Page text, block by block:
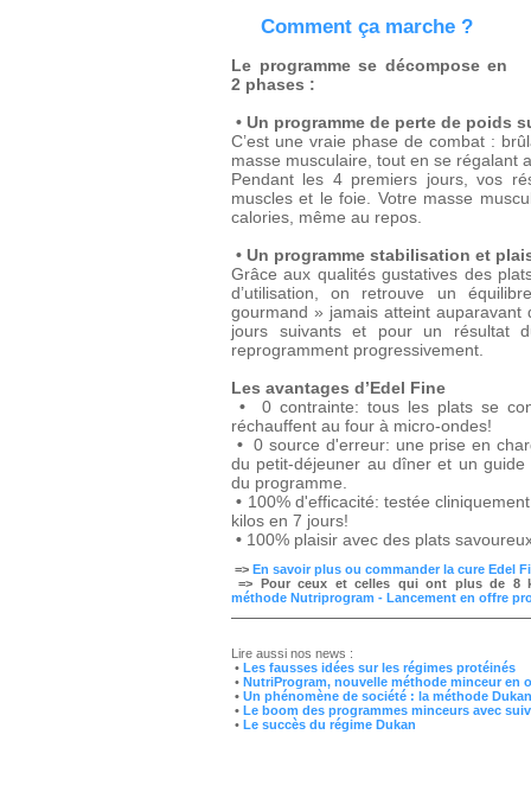
Comment ça marche ?
Le programme se décompose en
2 phases :
• Un programme de perte de poids
C’est une vraie phase de combat :
masse musculaire, tout en se régalant
Pendant les 4 premiers jours, vos
muscles et le foie. Votre masse
calories, même au repos.
• Un programme stabilisation et
Grâce aux qualités gustatives des
d’utilisation, on retrouve un
gourmand » jamais atteint
jours suivants et pour un résultat
reprogramment progressivement.
Les avantages d’Edel Fine
•
0 contrainte: tous les plats se
réchauffent au four à micro-ondes!
• 0 source d'erreur: une prise en
du petit-déjeuner au dîner et un
du programme.
• 100% d'efficacité: testée
kilos en 7 jours!
• 100% plaisir avec des plats
=> En savoir plus ou commander la cure Edel
=> Pour ceux et celles qui ont plus de 8
méthode Nutriprogram - Lancement en offre
Lire aussi nos news :
• Les fausses idées sur les régimes protéinés
• NutriProgram, nouvelle méthode minceur en
• Un phénomène de société : la méthode Dukan
• Le boom des programmes minceurs avec
• Le succès du régime Dukan